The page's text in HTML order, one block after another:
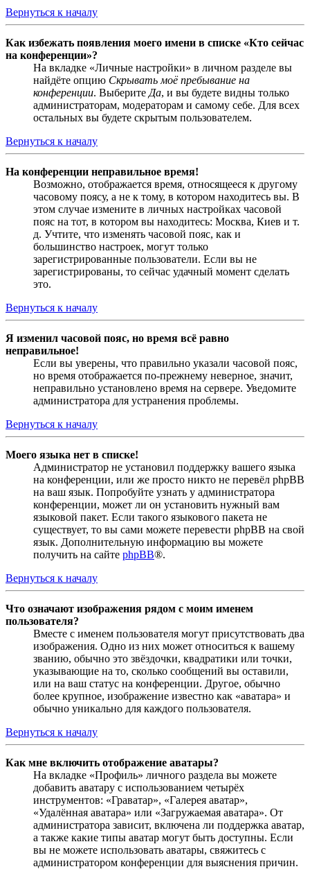
Вернуться к началу
Как избежать появления моего имени в списке «Кто сейчас
на конференции»?
На вкладке «Личные настройки» в личном разделе вы
найдёте опцию Скрывать моё пребывание на
конференции. Выберите Да, и вы будете видны только
администраторам, модераторам и самому себе. Для всех
остальных вы будете скрытым пользователем.
Вернуться к началу
На конференции неправильное время!
Возможно, отображается время, относящееся к другому
часовому поясу, а не к тому, в котором находитесь вы. В
этом случае измените в личных настройках часовой
пояс на тот, в котором вы находитесь: Москва, Киев и т.
д. Учтите, что изменять часовой пояс, как и
большинство настроек, могут только
зарегистрированные пользователи. Если вы не
зарегистрированы, то сейчас удачный момент сделать
это.
Вернуться к началу
Я изменил часовой пояс, но время всё равно
неправильное!
Если вы уверены, что правильно указали часовой пояс,
но время отображается по-прежнему неверное, значит,
неправильно установлено время на сервере. Уведомите
администратора для устранения проблемы.
Вернуться к началу
Моего языка нет в списке!
Администратор не установил поддержку вашего языка
на конференции, или же просто никто не перевёл phpBB
на ваш язык. Попробуйте узнать у администратора
конференции, может ли он установить нужный вам
языковой пакет. Если такого языкового пакета не
существует, то вы сами можете перевести phpBB на свой
язык. Дополнительную информацию вы можете
получить на сайте phpBB®.
Вернуться к началу
Что означают изображения рядом с моим именем
пользователя?
Вместе с именем пользователя могут присутствовать два
изображения. Одно из них может относиться к вашему
званию, обычно это звёздочки, квадратики или точки,
указывающие на то, сколько сообщений вы оставили,
или на ваш статус на конференции. Другое, обычно
более крупное, изображение известно как «аватара» и
обычно уникально для каждого пользователя.
Вернуться к началу
Как мне включить отображение аватары?
На вкладке «Профиль» личного раздела вы можете
добавить аватару с использованием четырёх
инструментов: «Граватар», «Галерея аватар»,
«Удалённая аватара» или «Загружаемая аватара». От
администратора зависит, включена ли поддержка аватар,
а также какие типы аватар могут быть доступны. Если
вы не можете использовать аватары, свяжитесь с
администратором конференции для выяснения причин.